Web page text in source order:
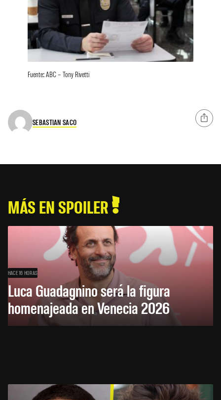
Fuente: ABC – Tony Rivetti
SEBASTIAN SACO
MÁS EN SPOILER
HACE 16 HORAS
Luca Guadagnino será la figura
homenajeada en Venecia 2026